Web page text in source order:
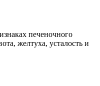
печеночного
желтуха, усталость и